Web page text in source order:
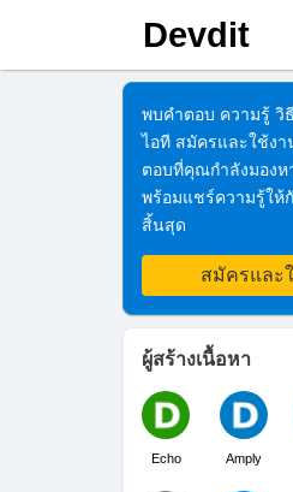
Devdit
พบคำตอบ ความรู้
ไอที สมัครและใช้ง
ตอบที่คุณกำลังมองห
พร้อมแชร์ความรู้ให้
สิ้นสุด
สมัครและ
ผู้สร้างเนื้อหา
Echo Amply